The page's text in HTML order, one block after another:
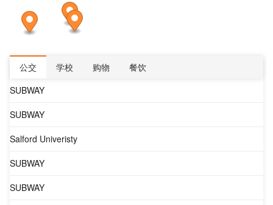
公交 学校 购物
餐饮
SUBWAY
SUBWAY
Salford Univeristy
SUBWAY
SUBWAY